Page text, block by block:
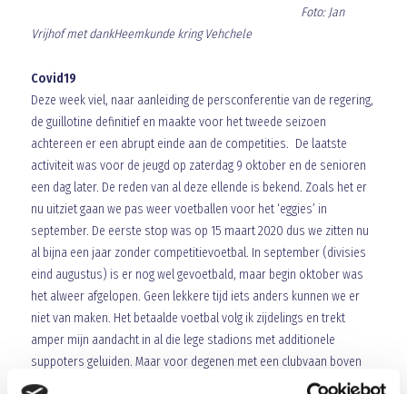
Foto: Jan
Vrijhof met dankHeemkunde kring Vehchele
Covid19
Deze week viel, naar aanleiding de persconferentie van de regering,
de guillotine definitief en maakte voor het tweede seizoen
achtereen er een abrupt einde aan de competities. De laatste
activiteit was voor de jeugd op zaterdag 9 oktober en de senioren
een dag later. De reden van al deze ellende is bekend. Zoals het er
nu uitziet gaan we pas weer voetballen voor het ‘eggies’ in
september. De eerste stop was op 15 maart 2020 dus we zitten nu
al bijna een jaar zonder competitievoetbal. In september (divisies
eind augustus) is er nog wel gevoetbald, maar begin oktober was
het alweer afgelopen. Geen lekkere tijd iets anders kunnen we er
niet van maken. Het betaalde voetbal volg ik zijdelings en trekt
amper mijn aandacht in al die lege stadions met additionele
suppoters geluiden. Maar voor degenen met een clubvaan boven
hun bed wellicht een verzachting om de tijd door te komen. Hopelijk